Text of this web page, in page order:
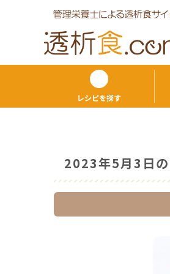
レシピを探す
2023年5月3日